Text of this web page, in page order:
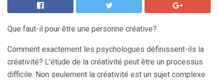
Que faut-il pour être une personne créative?
Comment exactement les psychologues définissent-ils la
créativité? L'étude de la créativité peut être un processus
difficile. Non seulement la créativité est un sujet complexe